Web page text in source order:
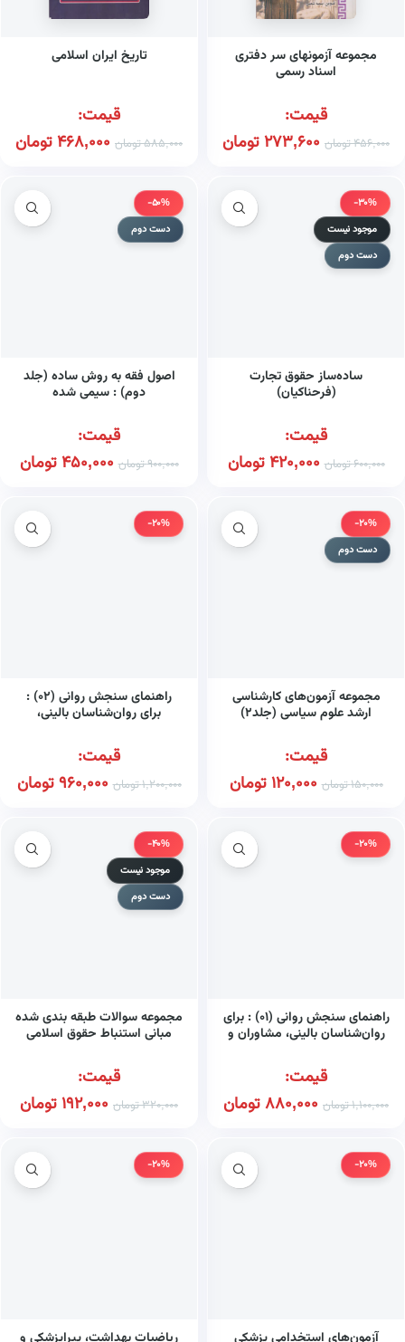
مجموعه آزمونهای سر دفتری
اسناد رسمی
قیمت:
456,000تومان 273,600تومان
تاریخ ایران اسلامی
قیمت:
585,000تومان 468,000تومان
-30%
موجود نیست
دست دوم
ساده‌ساز حقوق تجارت
(فرحناکیان)
قیمت:
600,000تومان 420,000تومان
-50%
دست دوم
اصول فقه به روش ساده (جلد
دوم) : سیمی شده
قیمت:
900,000تومان 450,000تومان
-20%
دست دوم
مجموعه آزمون‌های کارشناسی
ارشد علوم سیاسی (جلد۲)
قیمت:
150,000تومان 120,000تومان
-20%
راهنمای سنجش روانی (۰۲) :
برای روان‌شناسان بالینی،
قیمت:
1,200,000تومان 960,000تومان
-20%
راهنمای سنجش روانی (۰۱) : برای
روان‌شناسان بالینی، مشاوران و
قیمت:
1,100,000تومان 880,000تومان
-40%
موجود نیست
دست دوم
مجموعه سوالات طبقه بندی شده
مبانی استنباط حقوق اسلامی
سیدمحمدی
قیمت:
320,000تومان 192,000تومان
-20%
-20%